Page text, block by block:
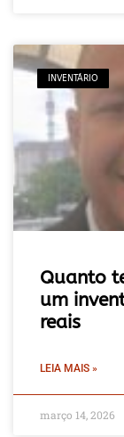
INVENTÁRIO
Quanto
um
reais
LEIA MAIS »
março 14, 2026